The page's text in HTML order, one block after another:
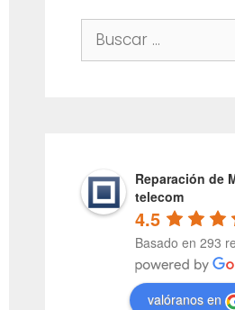
Buscar:
Reparación de
telecom
4.5
Basado en 293
valóranos en